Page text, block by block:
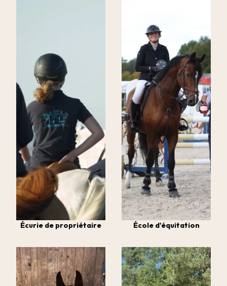
Écurie de propriétaire École d'équitation